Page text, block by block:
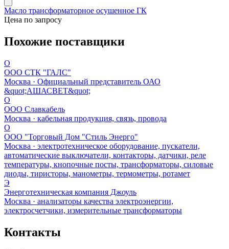
Масло трансформаторное осушенное ГК
Цена по запросу
Похожие поставщики
О
ООО СТК "ГАЛС"
Москва · Официальный представитель ОАО
&quot;АШАСВЕТ&quot;
О
ООО Славкабель
Москва · кабельная продукция, связь, провода
О
ООО "Торговый Дом "Стиль Энерго"
Москва · электротехническое оборудование, пускатели,
автоматические выключатели, контакторы, датчики, реле
температуры, кнопочные посты, трансформаторы, силовые
диоды, тиристоры, манометры, термометры, ротамет
Э
Энерготехническая компания Джоуль
Москва · анализаторы качества электроэнергии,
электросчетчики, измерительные трансформаторы
Контакты